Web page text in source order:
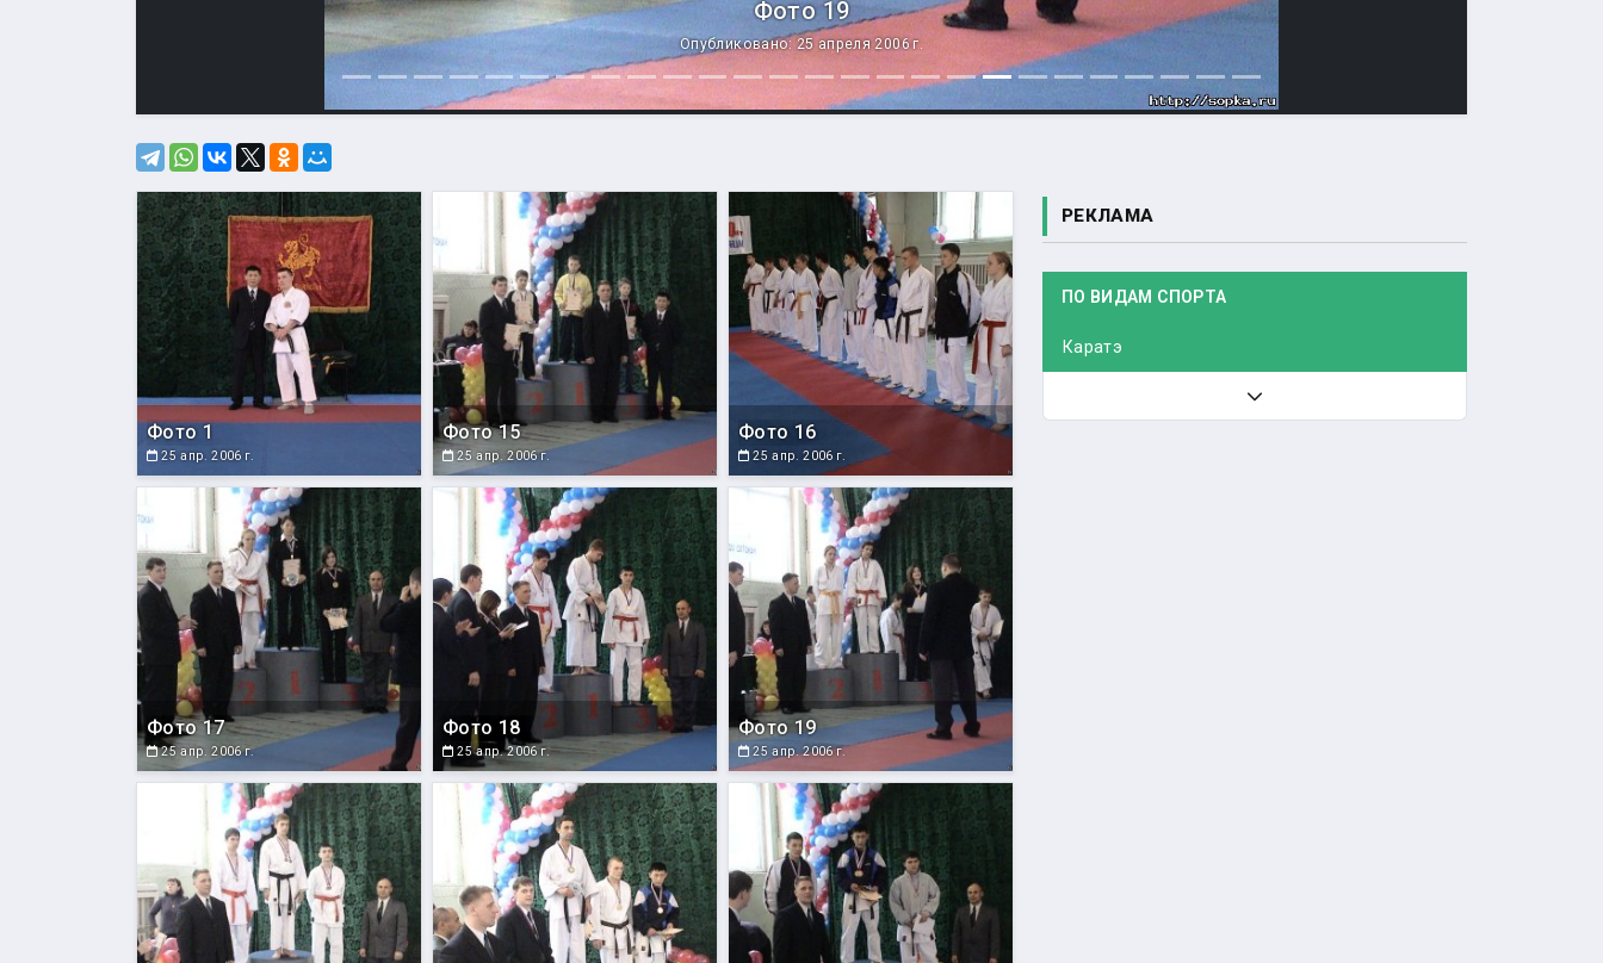
Фото 19
Опубликовано: 25 апреля 2006 г.
Фото 1
25 апр. 2006 г.
Фото 15
25 апр. 2006 г.
Фото 16
25 апр. 2006 г.
Фото 17
25 апр. 2006 г.
Фото 18
25 апр. 2006 г.
Фото 19
25 апр. 2006 г.
РЕКЛАМА
ПО ВИДАМ СПОРТА
Каратэ